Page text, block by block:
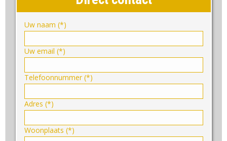
Uw naam (*)
Uw email (*)
Telefoonnummer (*)
Adres (*)
Woonplaats (*)